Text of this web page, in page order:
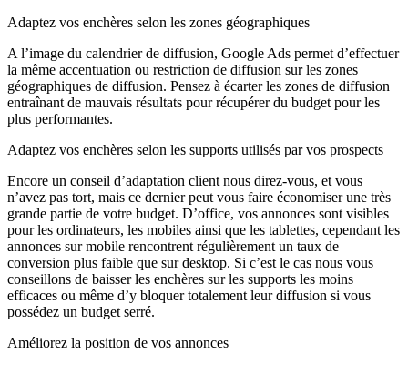
Adaptez vos enchères selon les zones géographiques
A l’image du calendrier de diffusion, Google Ads permet d’effectuer
la même accentuation ou restriction de diffusion sur les zones
géographiques de diffusion. Pensez à écarter les zones de diffusion
entraînant de mauvais résultats pour récupérer du budget pour les
plus performantes.
Adaptez vos enchères selon les supports utilisés par vos prospects
Encore un conseil d’adaptation client nous direz-vous, et vous
n’avez pas tort, mais ce dernier peut vous faire économiser une très
grande partie de votre budget. D’office, vos annonces sont visibles
pour les ordinateurs, les mobiles ainsi que les tablettes, cependant les
annonces sur mobile rencontrent régulièrement un taux de
conversion plus faible que sur desktop. Si c’est le cas nous vous
conseillons de baisser les enchères sur les supports les moins
efficaces ou même d’y bloquer totalement leur diffusion si vous
possédez un budget serré.
Améliorez la position de vos annonces